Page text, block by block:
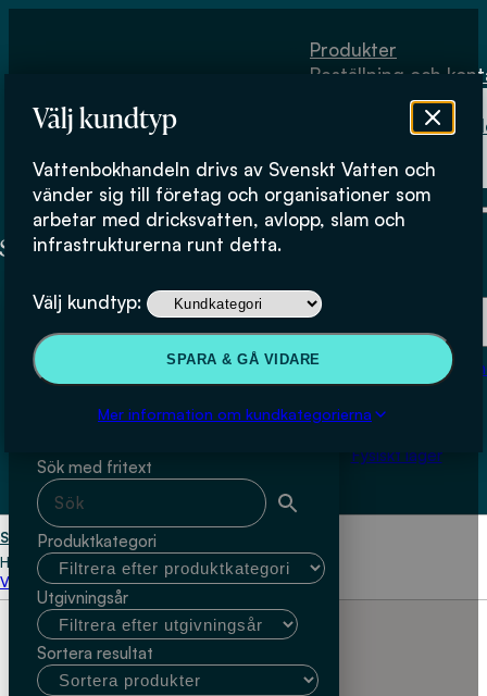
Välj kundtyp
Vattenbokhandeln drivs av Svenskt Vatten och
vänder sig till företag och organisationer som
arbetar med dricksvatten, avlopp, slam och
infrastrukturerna runt detta.
Välj kundtyp:
SPARA & GÅ VIDARE
Mer information om kundkategorierna
Produkter
Beställning och
Fysiskt lager
Beställning och kontakt
Om
Köpvillkor
Fysiskt lager
Start Sara Heimersson och Robin
Harder
Välj kundtyp
Sara Heimersson och Robin
Harder
Sök & filtrera
Sök med fritext
Produktkategori
Utgivningsår
Sortera resultat